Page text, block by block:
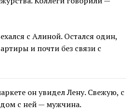
с Алиной. Остался один,
и почти без связи с
он увидел Лену. Свежую, с
с ней — мужчина.